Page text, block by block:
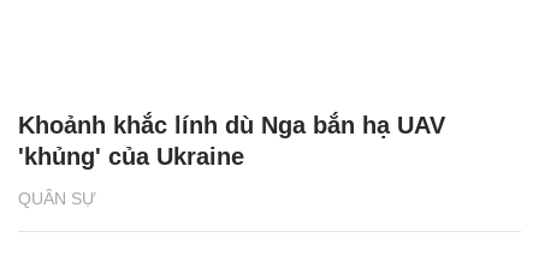
QUÂN SỰ
Khoảnh khắc lính dù Nga bắn hạ UAV
'khủng' của Ukraine